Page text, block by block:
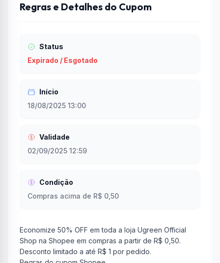
Regras e Detalhes do Cupom
Status
Expirado / Esgotado
Início
18/08/2025 13:00
Validade
02/09/2025 12:59
Condição
Compras acima de R$ 0,50
Economize 50% OFF em toda a loja Ugreen Official
Shop na Shopee em compras a partir de R$ 0,50.
Desconto limitado a até R$ 1 por pedido.